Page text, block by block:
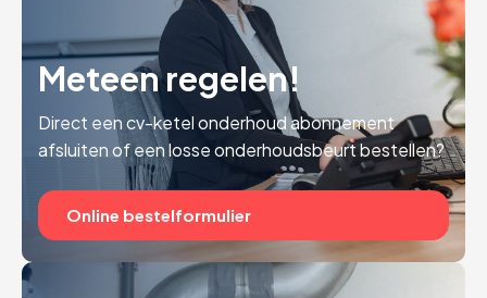
Meteen regelen!
Direct een cv-ketel onderhoud abonnement
afsluiten of een losse onderhoudsbeurt bestellen?
Online bestelformulier